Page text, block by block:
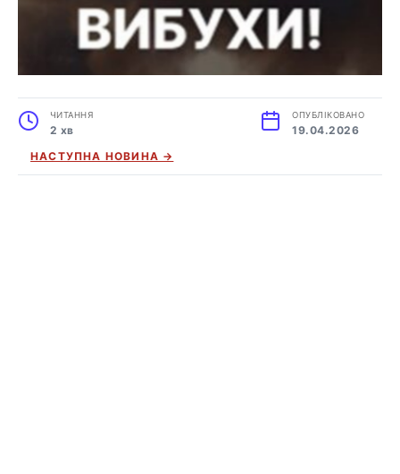
ЧИТАННЯ
2 хв
ОПУБЛІКОВАНО
19.04.2026
НАСТУПНА НОВИНА →